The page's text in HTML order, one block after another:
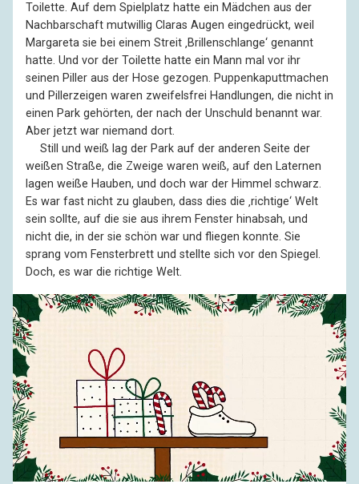
Toilette. Auf dem Spielplatz hatte ein Mädchen aus der
Nachbarschaft mutwillig Claras Augen eingedrückt, weil
Margareta sie bei einem Streit ‚Brillenschlange‘ genannt
hatte. Und vor der Toilette hatte ein Mann mal vor ihr
seinen Piller aus der Hose gezogen. Puppenkaputtmachen
und Pillerzeigen waren zweifelsfrei Handlungen, die nicht in
einen Park gehörten, der nach der Unschuld benannt war.
Aber jetzt war niemand dort.
Still und weiß lag der Park auf der anderen Seite der
weißen Straße, die Zweige waren weiß, auf den Laternen
lagen weiße Hauben, und doch war der Himmel schwarz.
Es war fast nicht zu glauben, dass dies die ‚richtige‘ Welt
sein sollte, auf die sie aus ihrem Fenster hinabsah, und
nicht die, in der sie schön war und fliegen konnte. Sie
sprang vom Fensterbrett und stellte sich vor den Spiegel.
Doch, es war die richtige Welt.